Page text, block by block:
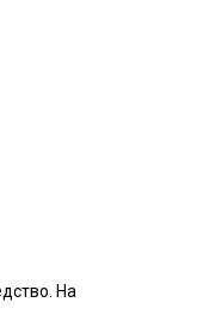
На